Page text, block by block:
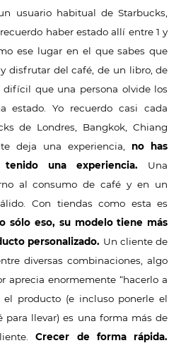
usuario habitual de Starbucks,
haber estado allí entre 1 y
ese lugar en el que sabes que
disfrutar del café, de un libro, de
difícil que una persona olvide los
estado. Yo recuerdo casi cada
de Londres, Bangkok, Chiang
deja una experiencia, no has
una experiencia. Una
al consumo de café y en un
Con tiendas como esta es
sólo eso, su modelo tiene más
personalizado. Un cliente de
diversas combinaciones, algo
aprecia enormemente “hacerlo a
el producto (e incluso ponerle el
para llevar) es una forma más de
Crecer de forma rápida.